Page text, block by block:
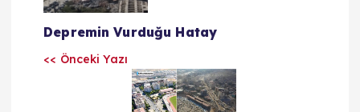
a
z
Depremin Vurduğu Hatay
<< Önceki Yazı